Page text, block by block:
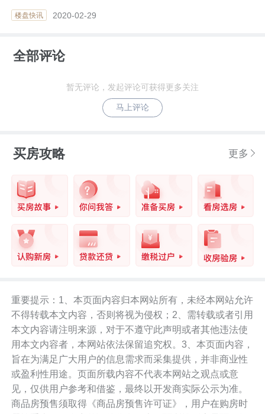
楼盘快讯 2020-02-29
全部评论
暂无评论，发起评论可获得更多关注
马上评论
买房攻略 更多
重要提示：1、本页面内容归本网站所有，未经本网站允许
不得转载本文内容，否则将视为侵权；2、需转载或者引用
本文内容请注明来源，对于不遵守此声明或者其他违法使
用本文内容者，本网站依法保留追究权。3、本页面内容，
旨在为满足广大用户的信息需求而采集提供，并非商业性
或盈利性用途。页面所载内容不代表本网站之观点或意
见，仅供用户参考和借鉴，最终以开发商实际公示为准。
商品房预售须取得《商品房预售许可证》，用户在购房时